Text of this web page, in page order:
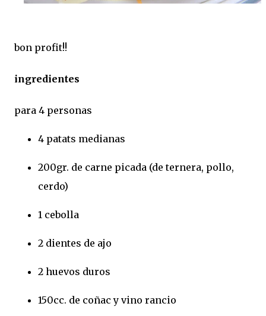
bon profit!!
ingredientes
para 4 personas
4 patats medianas
200gr. de carne picada (de ternera, pollo,
cerdo)
1 cebolla
2 dientes de ajo
2 huevos duros
150cc. de coñac y vino rancio